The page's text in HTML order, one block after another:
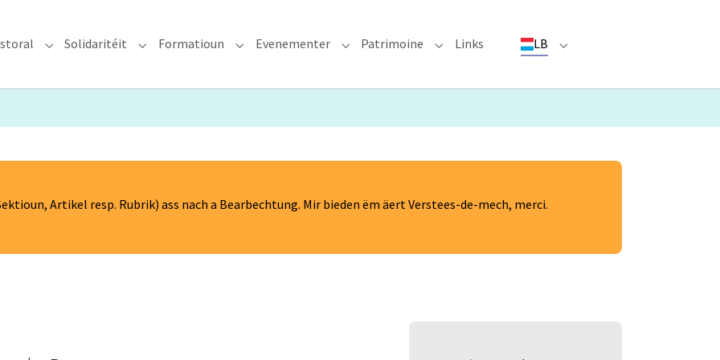
Submenu for "Glawen & Pastoral"
Solidaritéit Submenu for "Solidaritéit"
Formatioun Submenu for "Formatioun"
Evenementer Submenu for "Evenementer"
Patrimoine Submenu for "Patrimoine"
Links LB Submenu for "LB"
Artikel resp. Rubrik) ass nach a Bearbechtung. Mir bieden ëm äert Verstees-de-mech, merci.